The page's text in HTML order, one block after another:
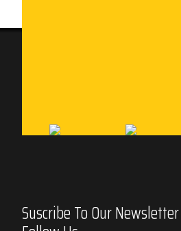
Suscribe To Our Newsletter